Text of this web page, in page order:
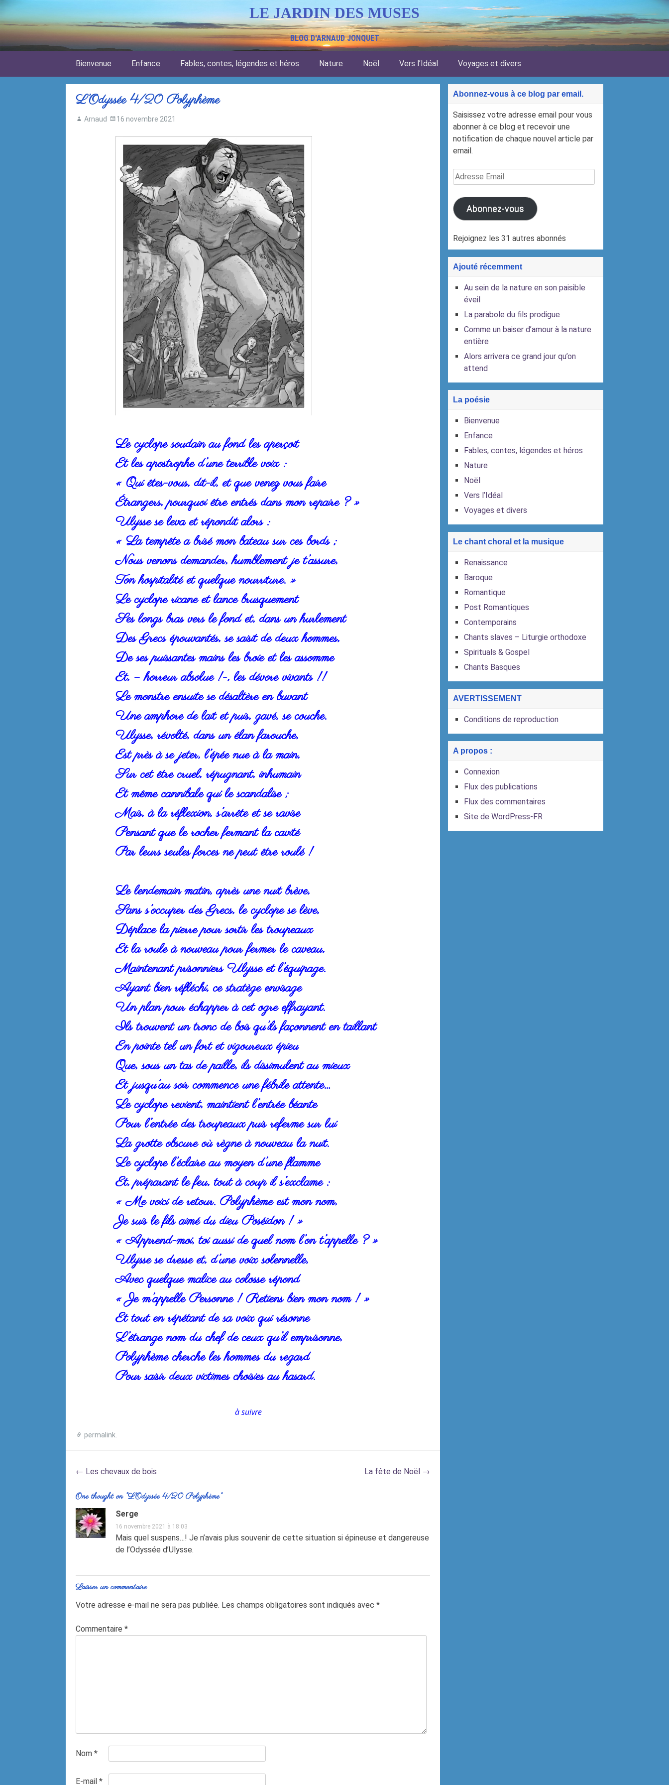
LE JARDIN DES MUSES
BLOG D'ARNAUD JONQUET
Bienvenue Enfance Fables, contes, légendes et héros Nature Noël Vers l’Idéal Voyages et divers
L’Odyssée 4/20 Polyphème
Arnaud 16 novembre 2021
Le cyclope soudain au fond les aperçoit
Et les apostrophe d’une terrible voix :
« Qui êtes-vous, dit-il, et que venez vous faire
Étrangers, pourquoi être entrés dans mon repaire ? »
Ulysse se leva et répondit alors :
« La tempête a brisé mon bateau sur ces bords ;
Nous venons demander, humblement je t’assure,
Ton hospitalité et quelque nourriture. »
Le cyclope ricane et lance brusquement
Ses longs bras vers le fond et, dans un hurlement
Des Grecs épouvantés, se saisit de deux hommes,
De ses puissantes mains les broie et les assomme
Et, – horreur absolue !-, les dévore vivants !!
Le monstre ensuite se désaltère en buvant
Une amphore de lait et puis, gavé, se couche.
Ulysse, révolté, dans un élan farouche,
Est près à se jeter, l’épée nue à la main,
Sur cet être cruel, répugnant, inhumain
Et même cannibale qui le scandalise ;
Mais, à la réflexion, s’arrête et se ravise
Pensant que le rocher fermant la cavité
Par leurs seules forces ne peut être roulé !
Le lendemain matin, après une nuit brève,
Sans s’occuper des Grecs, le cyclope se lève,
Déplace la pierre pour sortir les troupeaux
Et la roule à nouveau pour fermer le caveau,
Maintenant prisonniers Ulysse et l’équipage.
Ayant bien réfléchi, ce stratège envisage
Un plan pour échapper à cet ogre effrayant.
Ils trouvent un tronc de bois qu’ils façonnent en taillant
En pointe tel un fort et vigoureux épieu
Que, sous un tas de paille, ils dissimulent au mieux
Et jusqu’au soir commence une fébrile attente…
Le cyclope revient, maintient l’entrée béante
Pour l’entrée des troupeaux puis referme sur lui
La grotte obscure où règne à nouveau la nuit.
Le cyclope l’éclaire au moyen d’une flamme
Et, préparant le feu, tout à coup il s’exclame :
« Me voici de retour. Polyphème est mon nom,
Je suis le fils aimé du dieu Poséidon ! »
« Apprend-moi, toi aussi de quel nom l’on t’appelle ? »
Ulysse se dresse et, d’une voix solennelle,
Avec quelque malice au colosse répond
« Je m’appelle Personne ! Retiens bien mon nom ! »
Et tout en répétant de sa voix qui résonne
L’étrange nom du chef de ceux qu’il emprisonne,
Polyphème cherche les hommes du regard
Pour saisir deux victimes choisies au hasard.
à suivre
permalink
Post
← Les chevaux de bois La fête de Noël →
One thought on “L’Odyssée 4/20 Polyphème”
Serge
16 novembre 2021 à 18:03
Mais quel suspens…! Je n’avais plus souvenir de cette situation si épineuse et dangereuse
de l’Odyssée d’Ulysse.
Laisser un commentaire
Votre adresse e-mail ne sera pas publiée. Les champs obligatoires sont indiqués avec *
Commentaire *
Nom *
E-mail *
Abonnez-vous à ce blog par email.
Saisissez votre adresse email pour vous
abonner à ce blog et recevoir une
notification de chaque nouvel article par
email.
Adresse
Email
Abonnez-vous
Rejoignez les 31 autres abonnés
Ajouté récemment
Au sein de la nature en son paisible
éveil
La parabole du fils prodigue
Comme un baiser d’amour à la nature
entière
Alors arrivera ce grand jour qu’on
attend
La poésie
Bienvenue
Enfance
Fables, contes, légendes et héros
Nature
Noël
Vers l’Idéal
Voyages et divers
Le chant choral et la musique
Renaissance
Baroque
Romantique
Post Romantiques
Contemporains
Chants slaves – Liturgie orthodoxe
Spirituals & Gospel
Chants Basques
AVERTISSEMENT
Conditions de reproduction
A propos :
Connexion
Flux des publications
Flux des commentaires
Site de WordPress-FR